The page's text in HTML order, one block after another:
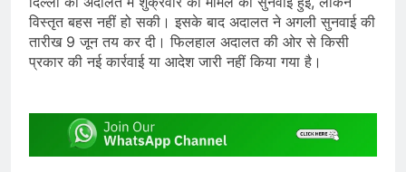
विस्तृत बहस नहीं हो सकी। इसके बाद अदालत ने अगली सुनवाई की
तारीख 9 जून तय कर दी। फिलहाल अदालत की ओर से किसी
प्रकार की नई कार्रवाई या आदेश जारी नहीं किया गया है।